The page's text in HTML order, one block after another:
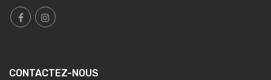
CONTACTEZ-NOUS